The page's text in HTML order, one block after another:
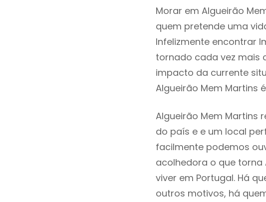
Morar em Algueirão
quem pretende uma
Infelizmente encontrar
tornado cada vez mais
impacto da currente
Algueirão Mem Martins
Algueirão Mem Martins
do país e e um local
facilmente podemos
acolhedora o que torna
viver em Portugal. Há
outros motivos, há